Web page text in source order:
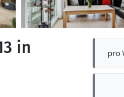
pro
in